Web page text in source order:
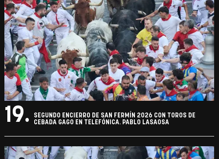
19.
SEGUNDO ENCIERRO DE SAN FERMÍN 2026 CON TOROS DE
CEBADA GAGO EN TELEFÓNICA. PABLO LASAOSA